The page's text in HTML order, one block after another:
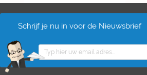
Schrijf je nu in voor de Nieuwsbrief